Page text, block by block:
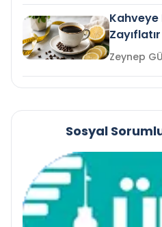
Kahveye
Zayıflatır
Sosyal